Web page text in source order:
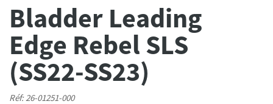
Bladder Leading
Edge Rebel SLS
(SS22-SS23)
Réf: 26-01251-000